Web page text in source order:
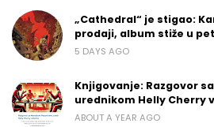
„Cathedral“ je stigao:
prodaji, album stiže u
5 DAYS AGO
Knjigovanje: Razgovor
urednikom Helly Cherry
ABOUT A YEAR AGO